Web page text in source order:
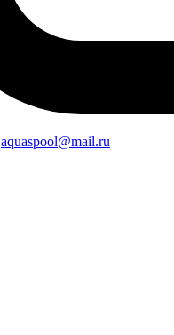
aquaspool@mail.ru